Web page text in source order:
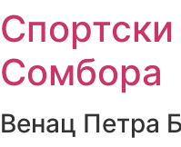
Skip
to
content
Спортски
Сомбора
Венац Петра